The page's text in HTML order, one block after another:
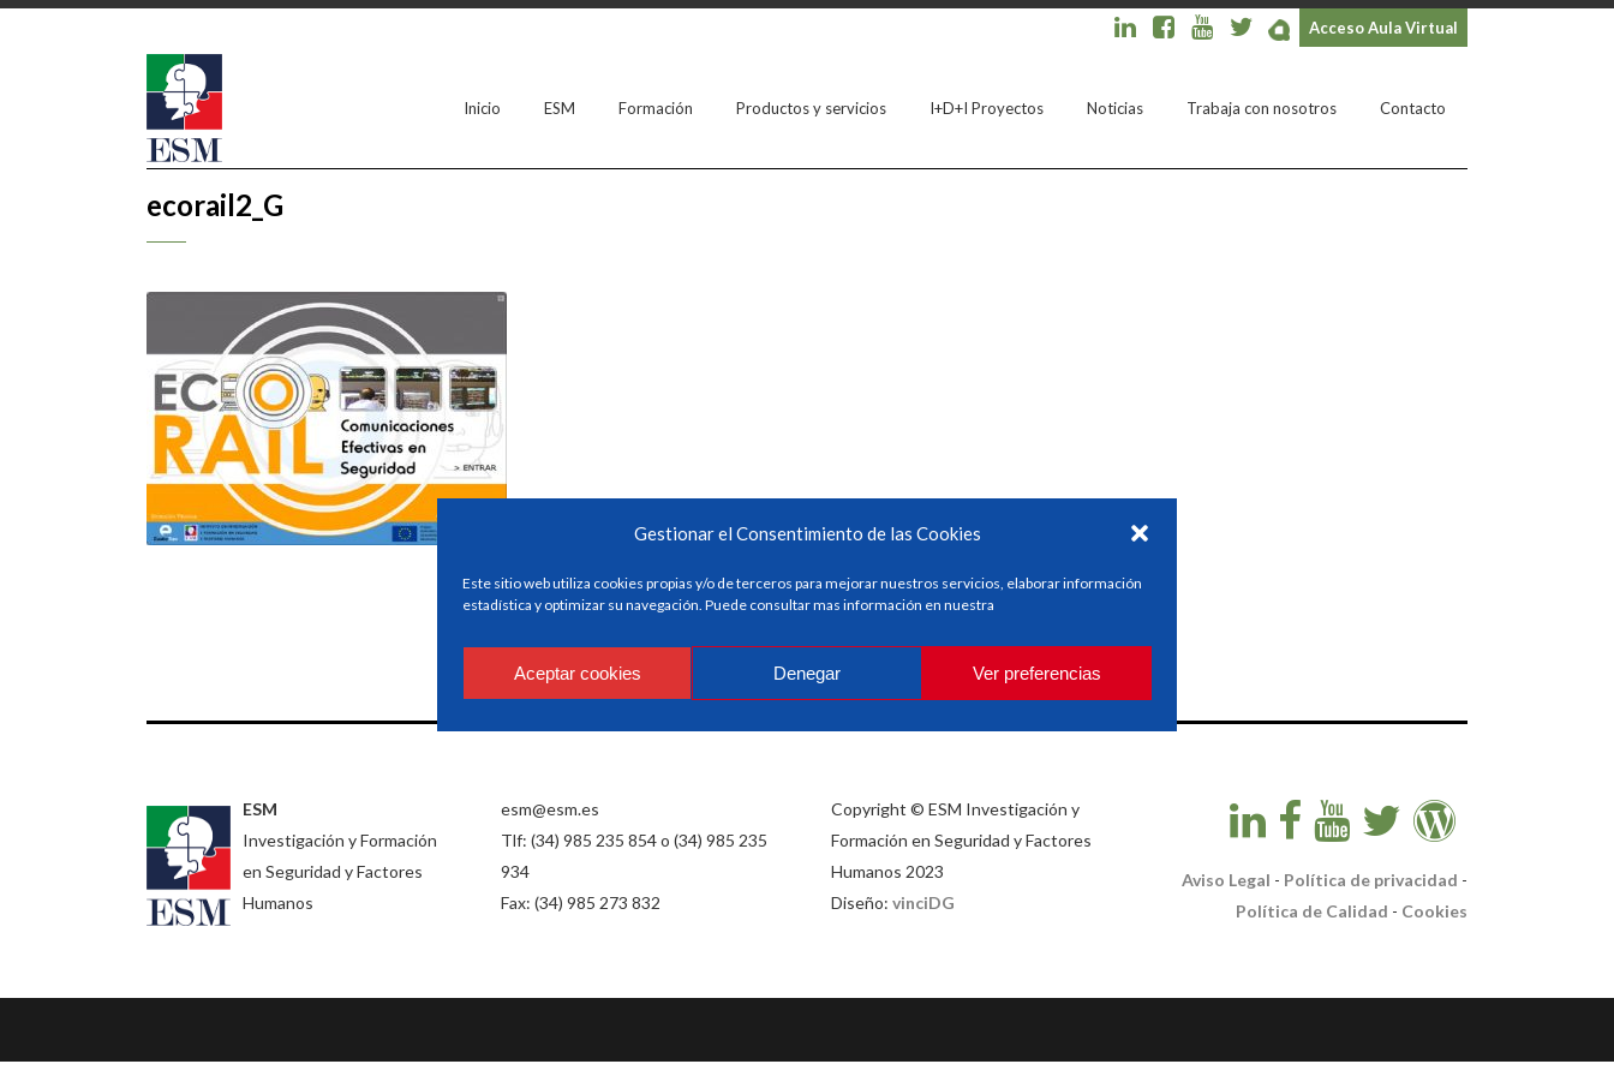
Gestionar el Consentimiento de las Cookies
Este sitio web utiliza cookies propias y/o de terceros para mejorar nuestros servicios, elaborar información
estadística y optimizar su navegación. Puede consultar mas información en nuestra
Aceptar cookies Denegar Ver preferencias
Acceso Aula Virtual
Inicio ESM Formación Productos y servicios I+D+I Proyectos Noticias Trabaja con nosotros Contacto
ecorail2_G
ESM
Investigación y Formación
en Seguridad y Factores
Humanos
esm@esm.es
Tlf: (34) 985 235 854 o (34) 985 235
934
Fax: (34) 985 273 832
Copyright © ESM Investigación y
Formación en Seguridad y Factores
Humanos 2023
Diseño: vinciDG
Aviso Legal - Política de privacidad -
Política de Calidad - Cookies